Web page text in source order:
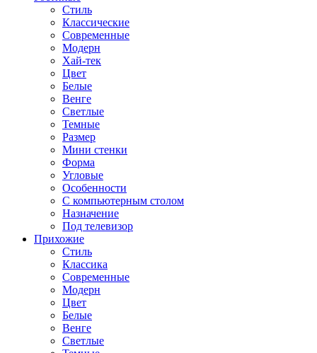
Стиль
Классические
Современные
Модерн
Хай-тек
Цвет
Белые
Венге
Светлые
Темные
Размер
Мини стенки
Форма
Угловые
Особенности
С компьютерным столом
Назначение
Под телевизор
Прихожие
Стиль
Классика
Современные
Модерн
Цвет
Белые
Венге
Светлые